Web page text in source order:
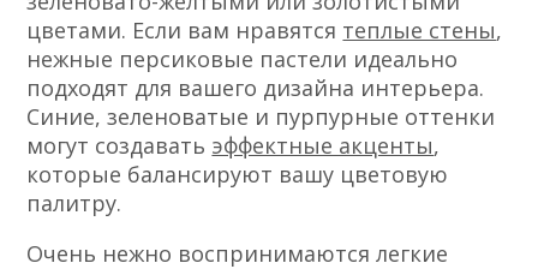
цветами. Если вам нравятся теплые стены,
нежные персиковые пастели идеально
подходят для вашего дизайна интерьера.
Синие, зеленоватые и пурпурные оттенки
могут создавать эффектные акценты,
которые балансируют вашу цветовую
палитру.
Очень нежно воспринимаются легкие